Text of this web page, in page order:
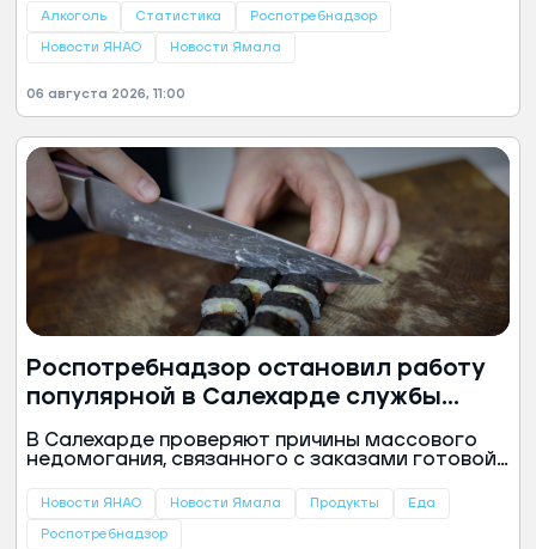
одного жителя округа старше 18 лет. Об этом
Алкоголь Статистика Роспотребнадзор
Новости ЯНАО Новости Ямала
06 августа 2026, 11:00
Роспотребнадзор остановил работу
популярной в Салехарде службы
доставки: причина
В Салехарде проверяют причины массового
недомогания, связанного с заказами готовой
Центра гигиены и эпидемиологии начали
азиатской кухни, сообщили в пресс-службе
Новости ЯНАО Новости Ямала Продукты Еда
Роспотребнадзор